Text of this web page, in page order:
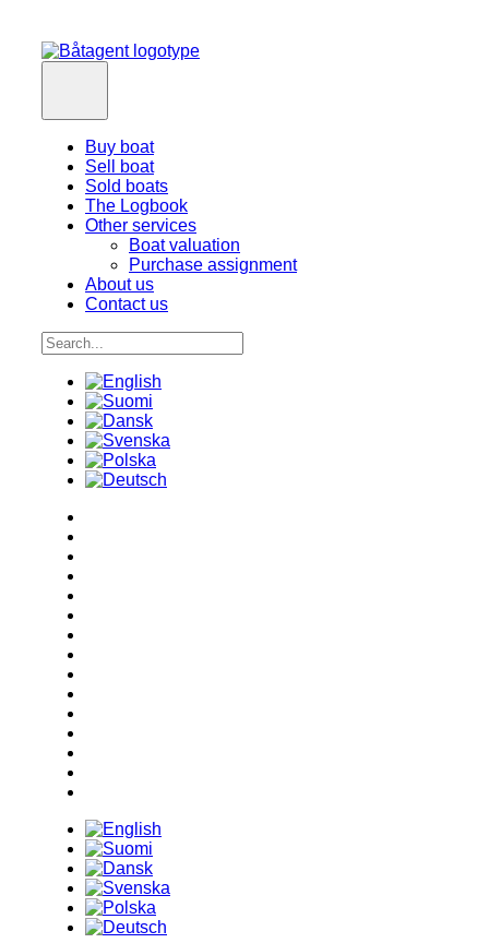
Buy boat
Sell boat
Sold boats
The Logbook
Other services
Boat valuation
Purchase assignment
About us
Contact us